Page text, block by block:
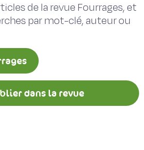
de la revue Fourrages, et
par mot-clé, auteur ou
dans la revue